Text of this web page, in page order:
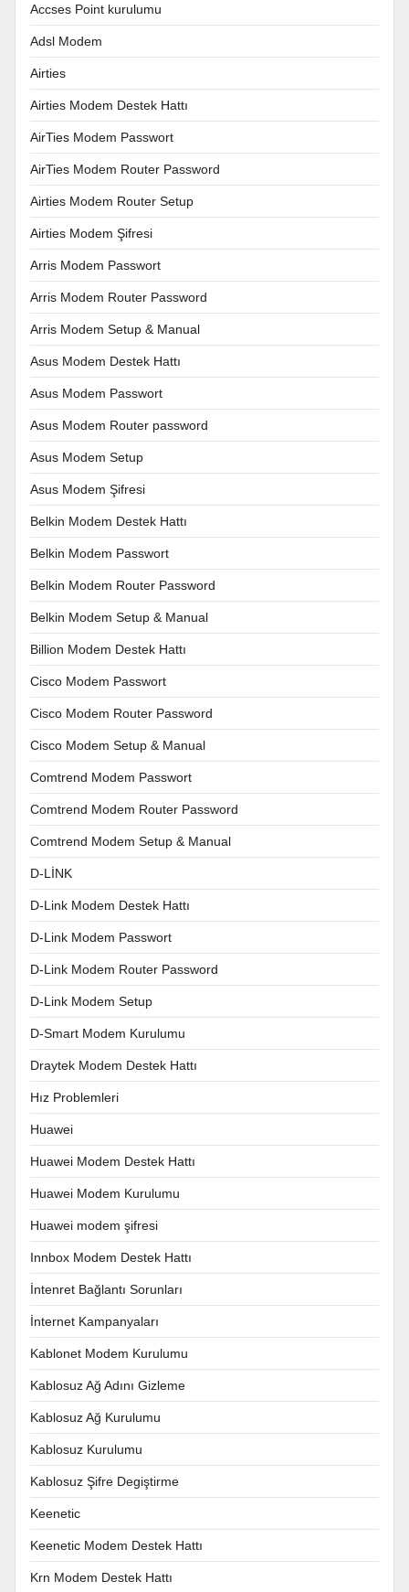
Accses Point kurulumu
Adsl Modem
Airties
Airties Modem Destek Hattı
AirTies Modem Passwort
AirTies Modem Router Password
Airties Modem Router Setup
Airties Modem Şifresi
Arris Modem Passwort
Arris Modem Router Password
Arris Modem Setup & Manual
Asus Modem Destek Hattı
Asus Modem Passwort
Asus Modem Router password
Asus Modem Setup
Asus Modem Şifresi
Belkin Modem Destek Hattı
Belkin Modem Passwort
Belkin Modem Router Password
Belkin Modem Setup & Manual
Billion Modem Destek Hattı
Cisco Modem Passwort
Cisco Modem Router Password
Cisco Modem Setup & Manual
Comtrend Modem Passwort
Comtrend Modem Router Password
Comtrend Modem Setup & Manual
D-LİNK
D-Link Modem Destek Hattı
D-Link Modem Passwort
D-Link Modem Router Password
D-Link Modem Setup
D-Smart Modem Kurulumu
Draytek Modem Destek Hattı
Hız Problemleri
Huawei
Huawei Modem Destek Hattı
Huawei Modem Kurulumu
Huawei modem şifresi
Innbox Modem Destek Hattı
İntenret Bağlantı Sorunları
İnternet Kampanyaları
Kablonet Modem Kurulumu
Kablosuz Ağ Adını Gizleme
Kablosuz Ağ Kurulumu
Kablosuz Kurulumu
Kablosuz Şifre Degiştirme
Keenetic
Keenetic Modem Destek Hattı
Krn Modem Destek Hattı